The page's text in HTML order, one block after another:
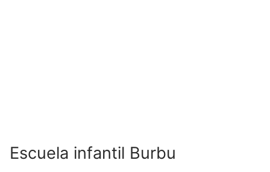
Escuela infantil Burbu